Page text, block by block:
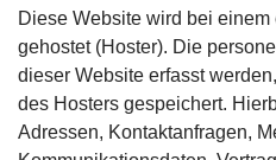
Diese Website wird bei
gehostet (Hoster). Die
dieser Website erfasst
des Hosters gespeichert.
Adressen, Kontaktanfragen,